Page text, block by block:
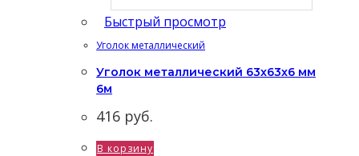
Быстрый просмотр
Уголок металлический
Уголок металлический 63x63x6 мм
6м
416 руб.
В корзину